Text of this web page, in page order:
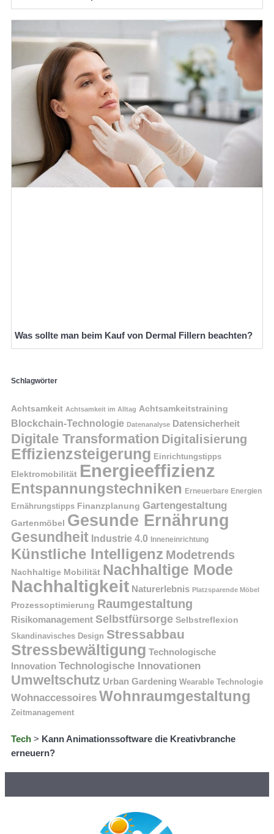
Was sollte man beim Kauf von Dermal Fillern beachten?
Schlagwörter
Achtsamkeit Achtsamkeit im Alltag Achtsamkeitstraining
Blockchain-Technologie Datenanalyse Datensicherheit
Digitale Transformation Digitalisierung
Effizienzsteigerung Einrichtungstipps
Elektromobilität Energieeffizienz
Entspannungstechniken Erneuerbare Energien
Ernährungstipps Finanzplanung Gartengestaltung
Gartenmöbel Gesunde Ernährung
Gesundheit Industrie 4.0 Inneneinrichtung
Künstliche Intelligenz Modetrends
Nachhaltige Mobilität Nachhaltige Mode
Nachhaltigkeit Naturerlebnis Platzsparende Möbel
Prozessoptimierung Raumgestaltung
Risikomanagement Selbstfürsorge Selbstreflexion
Skandinavisches Design Stressabbau
Stressbewältigung Technologische
Innovation Technologische Innovationen
Umweltschutz Urban Gardening Wearable Technologie
Wohnaccessoires Wohnraumgestaltung
Zeitmanagement
Tech > Kann Animationssoftware die Kreativbranche
erneuern?